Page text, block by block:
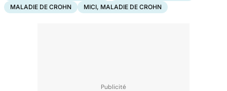
MALADIE DE CROHN
MICI, MALADIE DE CROHN